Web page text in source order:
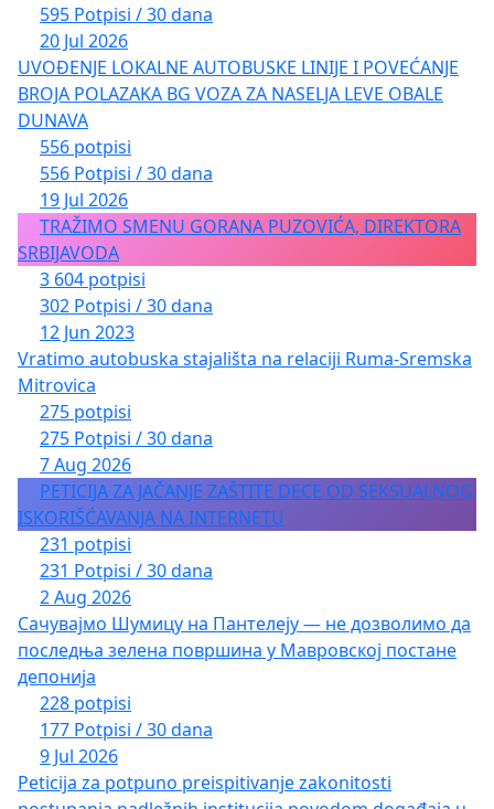
595 Potpisi / 30 dana
20 Jul 2026
UVOĐENJE LOKALNE AUTOBUSKE LINIJE I POVEĆANJE
BROJA POLAZAKA BG VOZA ZA NASELJA LEVE OBALE
DUNAVA
556 potpisi
556 Potpisi / 30 dana
19 Jul 2026
TRAŽIMO SMENU GORANA PUZOVIĆA, DIREKTORA
SRBIJAVODA
3 604 potpisi
302 Potpisi / 30 dana
12 Jun 2023
Vratimo autobuska stajališta na relaciji Ruma-Sremska
Mitrovica
275 potpisi
275 Potpisi / 30 dana
7 Aug 2026
PETICIJA ZA JAČANJE ZAŠTITE DECE OD SEKSUALNOG
ISKORIŠĆAVANJA NA INTERNETU
231 potpisi
231 Potpisi / 30 dana
2 Aug 2026
Сачувајмо Шумицу на Пантелеју — не дозволимо да
последња зелена површина у Мавровској постане
депонија
228 potpisi
177 Potpisi / 30 dana
9 Jul 2026
Peticija za potpuno preispitivanje zakonitosti